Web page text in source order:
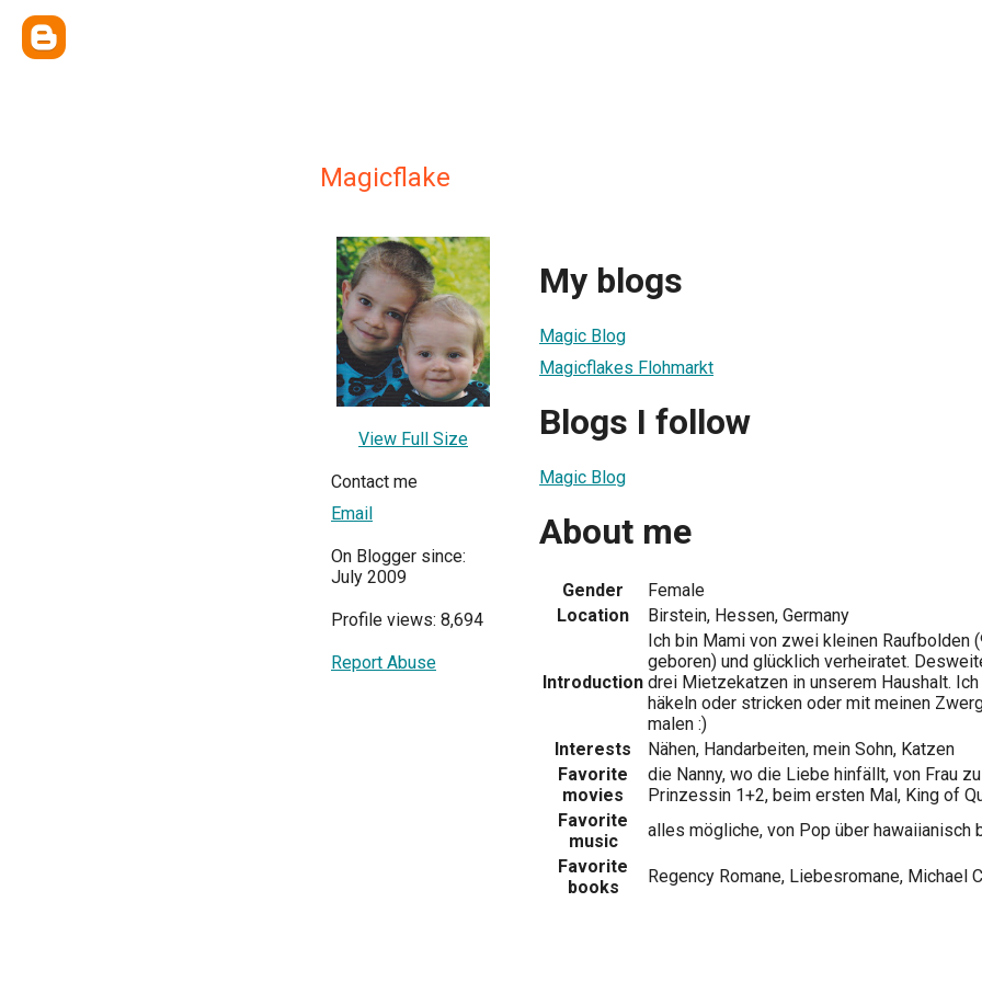
Magicflake
View Full Size
Contact me
Email
On Blogger since:
July 2009
Profile views: 8,694
Report Abuse
My blogs
Magic Blog
Magicflakes Flohmarkt
Blogs I follow
Magic Blog
About me
Gender
Female
Location
Birstein, Hessen, Germany
Introduction
Ich bin Mami von zwei kleinen Raufbolden
geboren) und glücklich verheiratet.
drei Mietzekatzen in unserem Haushalt.
häkeln oder stricken oder mit meinen
malen :)
Interests
Nähen, Handarbeiten, mein Sohn, Katzen
Favorite
movies
die Nanny, wo die Liebe hinfällt, von Frau
Prinzessin 1+2, beim ersten Mal, King of
Favorite
music
alles mögliche, von Pop über hawaiianisch
Favorite
books
Regency Romane, Liebesromane, Michael